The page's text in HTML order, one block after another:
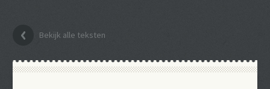
Bekijk alle teksten